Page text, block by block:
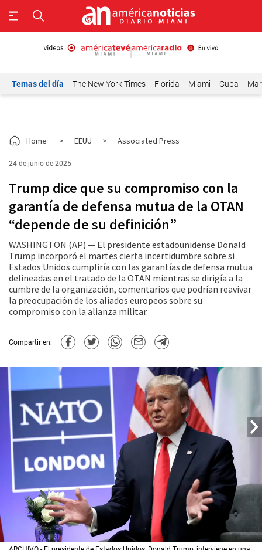
Temas del día The New York Times Florida Miami Cuba
Home > EEUU > Associated Press
24 de junio de 2025
Trump dice que su compromiso con la
garantía de defensa mutua de la OTAN
“depende de su definición”
WASHINGTON (AP) — El presidente estadounidense Donald
Trump incorporó el martes cierta incertidumbre sobre si
Estados Unidos cumpliría con las garantías de defensa mutua
delineadas en el tratado de la OTAN mientras se dirigía a la
cumbre de la organización, comentarios que podrían reavivar
la preocupación de los aliados europeos sobre su
compromiso con la alianza militar.
Compartir en: